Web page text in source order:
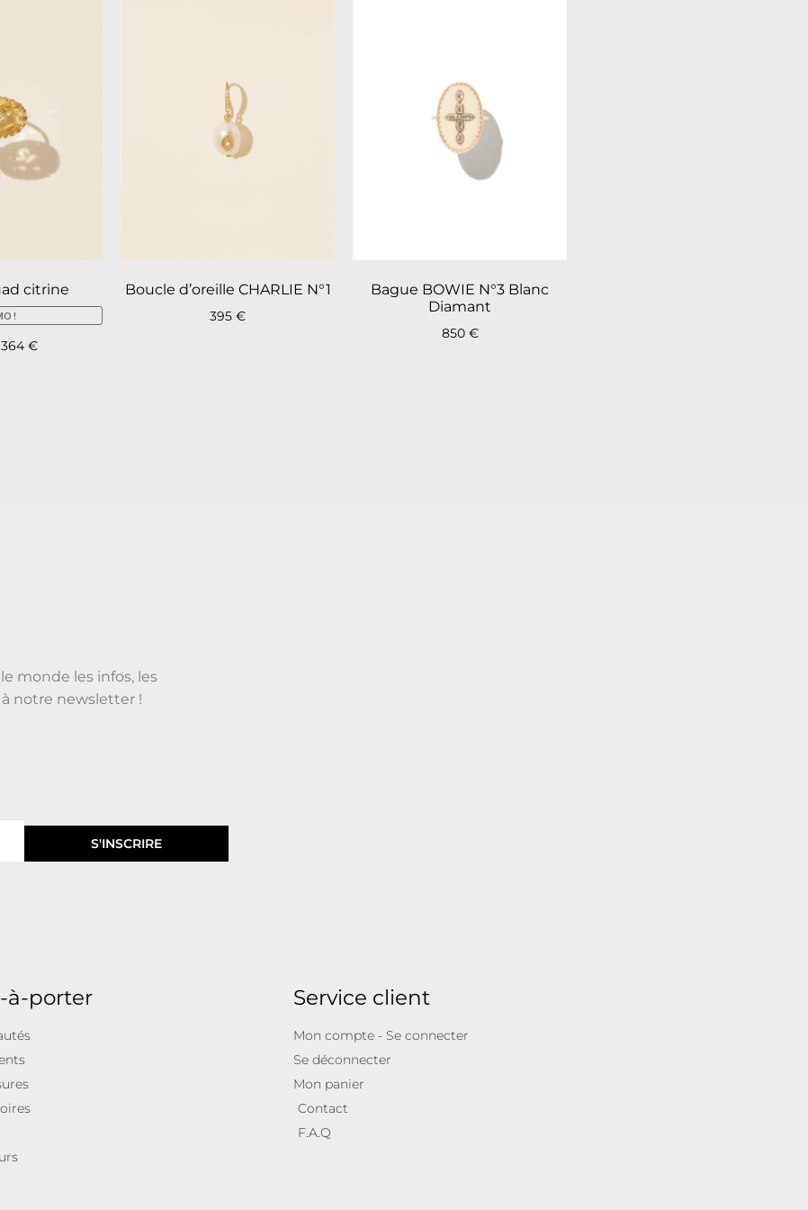
citrine
!
364 €
Boucle d’oreille CHARLIE N°1
395 €
Bague BOWIE N°3 Blanc
Diamant
850 €
monde les infos, les
à notre newsletter !
S'INSCRIRE
à-porter Service client
Mon compte - Se connecter
Se déconnecter
Mon panier
Contact
F.A.Q